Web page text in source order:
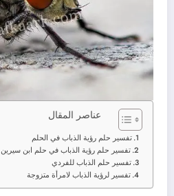
عناصر المقال
تفسير حلم رؤية الذباب في الحلم
تفسير حلم رؤية الذباب في حلم ابن سيرين
تفسير حلم الذباب للفردي
تفسير لرؤية الذباب لامرأة متزوجة